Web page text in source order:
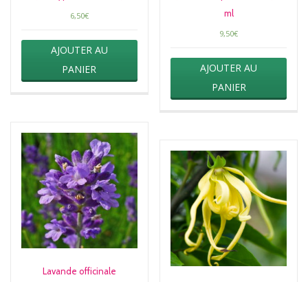
6,50€
AJOUTER AU
PANIER
ml
9,50€
AJOUTER AU
PANIER
Lavande officinale